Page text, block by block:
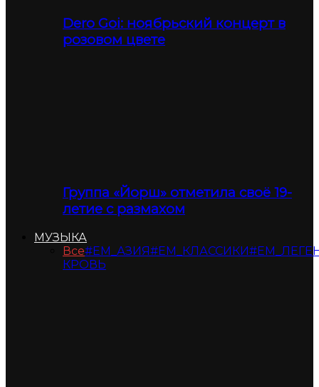
Dero Goi: ноябрьский концерт в
розовом цвете
Группа «Йорш» отметила своё 19-
летие с размахом
МУЗЫКА
Все#ЕМ_АЗИЯ#ЕМ_КЛАССИКИ
КРОВЬ